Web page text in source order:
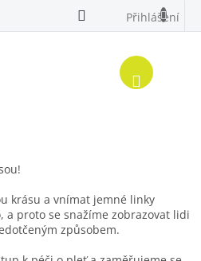
Přihlášení
jací jsou!
krásu a vnímat jemné linky
a proto se snažíme zobrazovat lidi
způsobem.